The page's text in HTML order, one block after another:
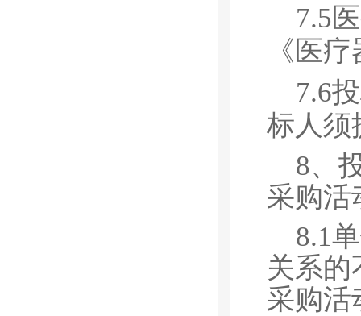
7.5
《医
7.6
标人须
8、
采购活
8.1
关系
采购活